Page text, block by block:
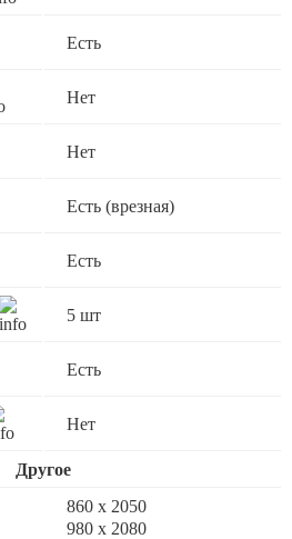
Есть
Нет
Нет
Есть (врезная)
Есть
5 шт
Есть
Нет
Другое
860 х 2050
980 x 2080